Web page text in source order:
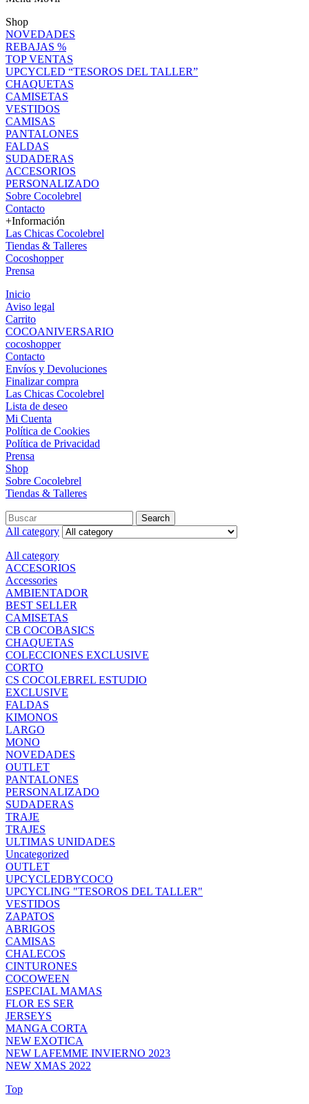
Shop
NOVEDADES
REBAJAS %
TOP VENTAS
UPCYCLED “TESOROS DEL TALLER”
CHAQUETAS
CAMISETAS
VESTIDOS
CAMISAS
PANTALONES
FALDAS
SUDADERAS
ACCESORIOS
PERSONALIZADO
Sobre Cocolebrel
Contacto
+Información
Las Chicas Cocolebrel
Tiendas & Talleres
Cocoshopper
Prensa
Inicio
Aviso legal
Carrito
COCOANIVERSARIO
cocoshopper
Contacto
Envíos y Devoluciones
Finalizar compra
Las Chicas Cocolebrel
Lista de deseo
Mi Cuenta
Política de Cookies
Política de Privacidad
Prensa
Shop
Sobre Cocolebrel
Tiendas & Talleres
Search
All category
All category
ACCESORIOS
Accessories
AMBIENTADOR
BEST SELLER
CAMISETAS
CB COCOBASICS
CHAQUETAS
COLECCIONES EXCLUSIVE
CORTO
CS COCOLEBREL ESTUDIO
EXCLUSIVE
FALDAS
KIMONOS
LARGO
MONO
NOVEDADES
OUTLET
PANTALONES
PERSONALIZADO
SUDADERAS
TRAJE
TRAJES
ULTIMAS UNIDADES
Uncategorized
OUTLET
UPCYCLEDBYCOCO
UPCYCLING "TESOROS DEL TALLER"
VESTIDOS
ZAPATOS
ABRIGOS
CAMISAS
CHALECOS
CINTURONES
COCOWEEN
ESPECIAL MAMAS
FLOR ES SER
JERSEYS
MANGA CORTA
NEW EXOTICA
NEW LAFEMME INVIERNO 2023
NEW XMAS 2022
Top